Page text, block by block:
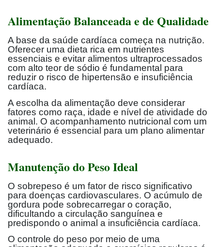
Alimentação Balanceada e de Qualidade
A base da saúde cardíaca começa na nutrição.
Oferecer uma dieta rica em nutrientes
essenciais e evitar alimentos ultraprocessados
com alto teor de sódio é fundamental para
reduzir o risco de hipertensão e insuficiência
cardíaca.
A escolha da alimentação deve considerar
fatores como raça, idade e nível de atividade do
animal. O acompanhamento nutricional com um
veterinário é essencial para um plano alimentar
adequado.
Manutenção do Peso Ideal
O sobrepeso é um fator de risco significativo
para doenças cardiovasculares. O acúmulo de
gordura pode sobrecarregar o coração,
dificultando a circulação sanguínea e
predispondo o animal a insuficiência cardíaca.
O controle do peso por meio de uma